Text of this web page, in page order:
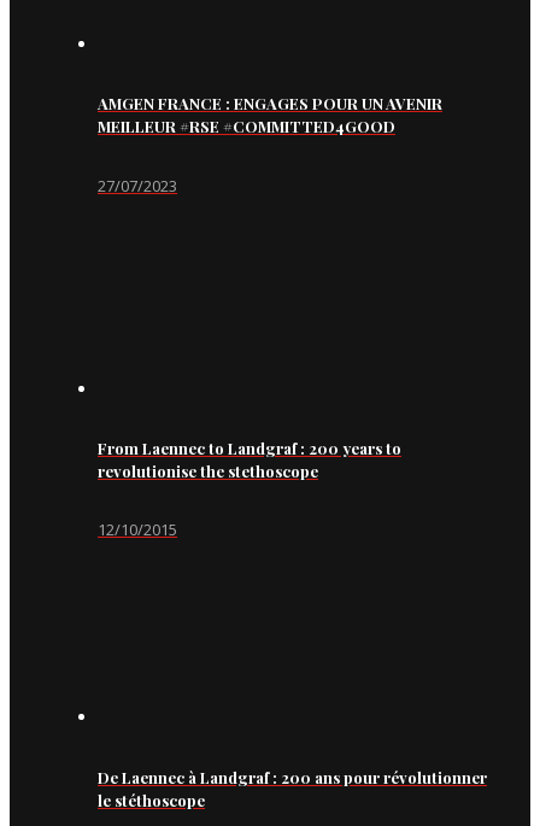
AMGEN FRANCE : ENGAGES POUR UN AVENIR
MEILLEUR #RSE #COMMITTED4GOOD
27/07/2023
From Laennec to Landgraf : 200 years to
revolutionise the stethoscope
12/10/2015
De Laennec à Landgraf : 200 ans pour révolutionner
le stéthoscope